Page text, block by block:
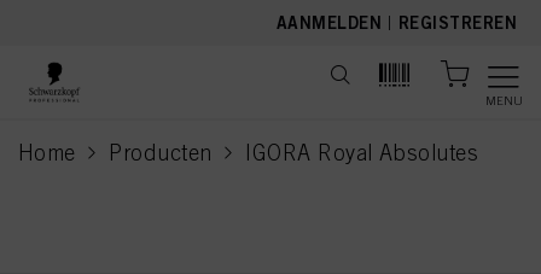
AANMELDEN | REGISTREREN
MENU
Home Producten IGORA Royal Absolutes
current page